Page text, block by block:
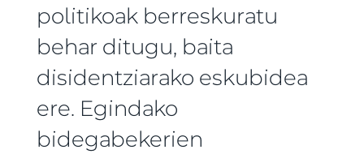
politikoak berreskuratu
behar ditugu, baita
disidentziarako eskubidea
ere. Egindako
bidegabekerien